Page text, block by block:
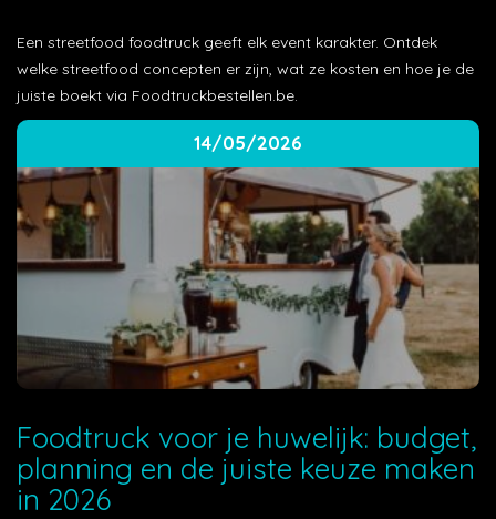
Een streetfood foodtruck geeft elk event karakter. Ontdek
welke streetfood concepten er zijn, wat ze kosten en hoe je de
juiste boekt via Foodtruckbestellen.be.
14/05/2026
Foodtruck voor je huwelijk: budget,
planning en de juiste keuze maken
in 2026